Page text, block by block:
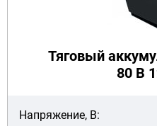
Тяговый
80 В
Напряжение, В: